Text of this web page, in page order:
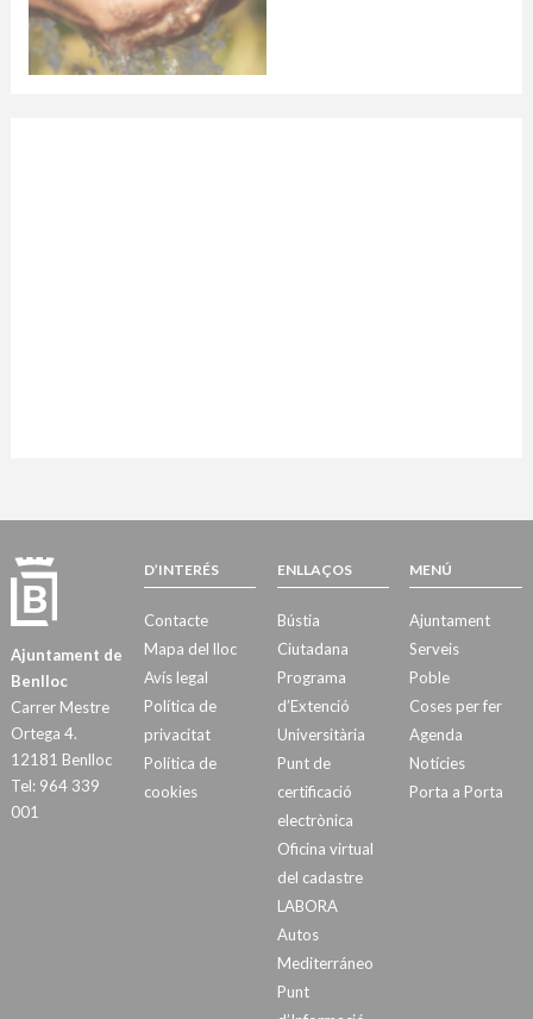
Ajuntament de
Benlloc
Carrer Mestre
Ortega 4.
12181 Benlloc
Tel: 964 339
001
D’INTERÉS
Contacte
Mapa del lloc
Avís legal
Política de
privacitat
Política de
cookies
ENLLAÇOS
Bústia
Ciutadana
Programa
d’Extenció
Universitària
Punt de
certificació
electrònica
Oficina virtual
del cadastre
LABORA
Autos
Mediterráneo
Punt
MENÚ
Ajuntament
Serveis
Poble
Coses per fer
Agenda
Notícies
Porta a Porta